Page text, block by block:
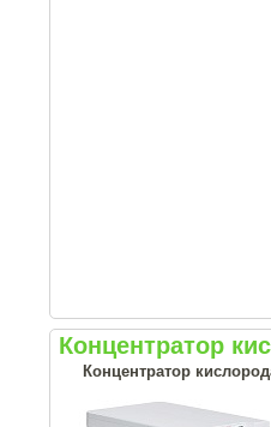
Концентратор
Концентратор